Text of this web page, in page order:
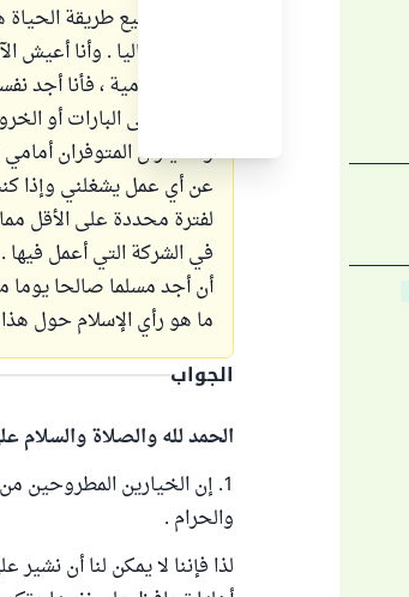
على تشجيع طريقة الحياة
يعملان حاليا . وأنا
نشأة إسلامية ، فأنا
الذهاب إلى البارات أو
والخياران المتوفران
عن أي عمل يشغلني وإذا
لفترة محددة على الأقل
في الشركة التي أعمل
أن أجد مسلما صالحا
ما هو رأي الإسلام حول
الجواب
الحمد لله والصلاة والسلام
1. إن الخيارين المطروحين
والحرام .
لذا فإننا لا يمكن لنا أن